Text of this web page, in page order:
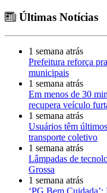
Últimas Notícias
1 semana atrás
Prefeitura reforça
municipais
1 semana atrás
Em menos de 30
recupera veículo
1 semana atrás
Usuários têm
transporte coletivo
1 semana atrás
Lâmpadas de
Grossa
1 semana atrás
‘PG Bem